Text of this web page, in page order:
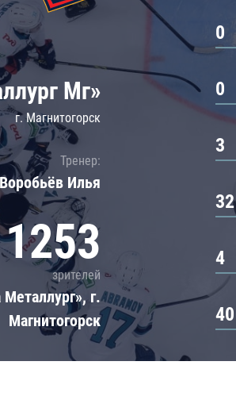
Локомотив
ЦСКА
Шанхайские Драконы
Мг»
г. Магнитогорск
Тренер:
Воробьёв Илья
1253
зрителей
г.
Магнитогорск
0
0
3
32
4
40